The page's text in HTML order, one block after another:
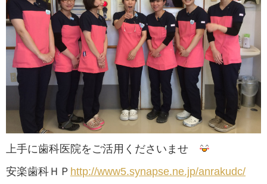
上手に歯科医院をご活用くださいませ
安楽歯科ＨＰ http://www5.synapse.ne.jp/anrakudc/